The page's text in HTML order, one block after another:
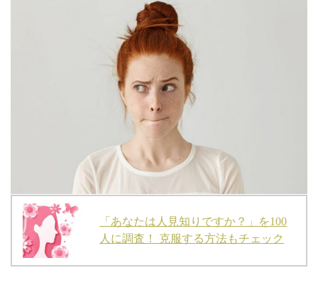
「あなたは人見知りですか？」を100
人に調査！ 克服する方法もチェック